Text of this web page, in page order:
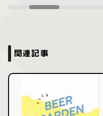
関連記事